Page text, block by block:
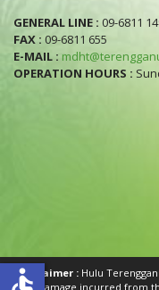
GENERAL LINE : 09-6811
FAX : 09-6811 655
E-MAIL :
OPERATION HOURS :
Disclaimer :Hulu
or damage incurred from
accessible